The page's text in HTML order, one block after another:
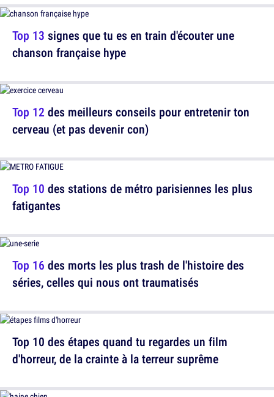
Top 12 des meilleurs conseils pour entretenir ton
cerveau (et pas devenir con)
Top 16 des morts les plus trash de l'histoire des
séries, celles qui nous ont traumatisés
Top 13 signes que tu es en train d'écouter une
chanson française hype
Top 10 des stations de métro parisiennes les plus
fatigantes
Top 10 des étapes quand tu regardes un film
d'horreur, de la crainte à la terreur suprême